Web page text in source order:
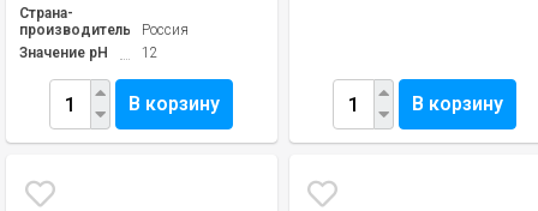
Страна-
производитель
Россия
Значение pH
12
В корзину В корзину